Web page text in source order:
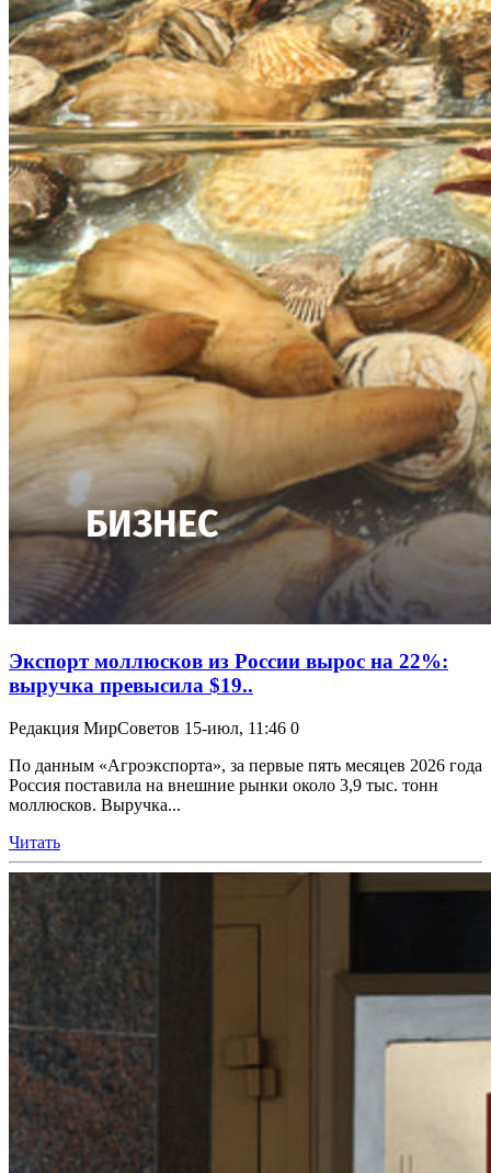
Экспорт моллюсков из России вырос на 22%:
выручка превысила $19..
Редакция МирСоветов 15-июл, 11:46 0
По данным «Агроэкспорта», за первые пять месяцев 2026 года
Россия поставила на внешние рынки около 3,9 тыс. тонн
моллюсков. Выручка...
Читать